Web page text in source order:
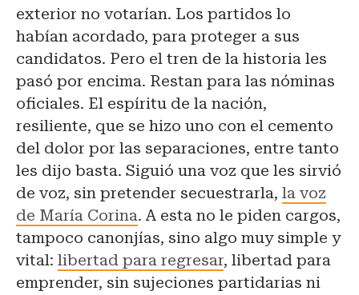
exterior no votarían. Los partidos lo
habían acordado, para proteger a sus
candidatos. Pero el tren de la historia les
pasó por encima. Restan para las nóminas
oficiales. El espíritu de la nación,
resiliente, que se hizo uno con el cemento
del dolor por las separaciones, entre tanto
les dijo basta. Siguió una voz que les sirvió
de voz, sin pretender secuestrarla, la voz
de María Corina. A esta no le piden cargos,
tampoco canonjías, sino algo muy simple y
vital: libertad para regresar, libertad para
emprender, sin sujeciones partidarias ni